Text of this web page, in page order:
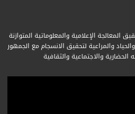
الإعلامية والمعلوماتية المتوازنة
والمراعية لتحقيق الانسجام مع الجمهور
الحضارية والاجتماعية والثقافية